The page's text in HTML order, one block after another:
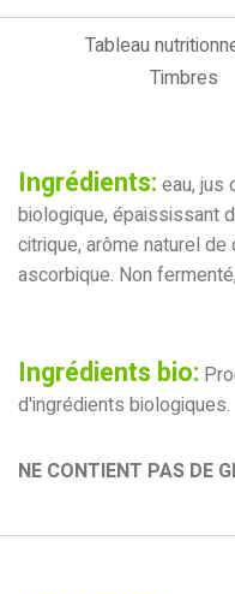
Tableau
Timbres
Ingrédients: eau, jus
biologique, épaississant
citrique, arôme naturel
ascorbique. Non
Ingrédients bio:
d'ingrédients biologiques.
NE CONTIENT PAS DE